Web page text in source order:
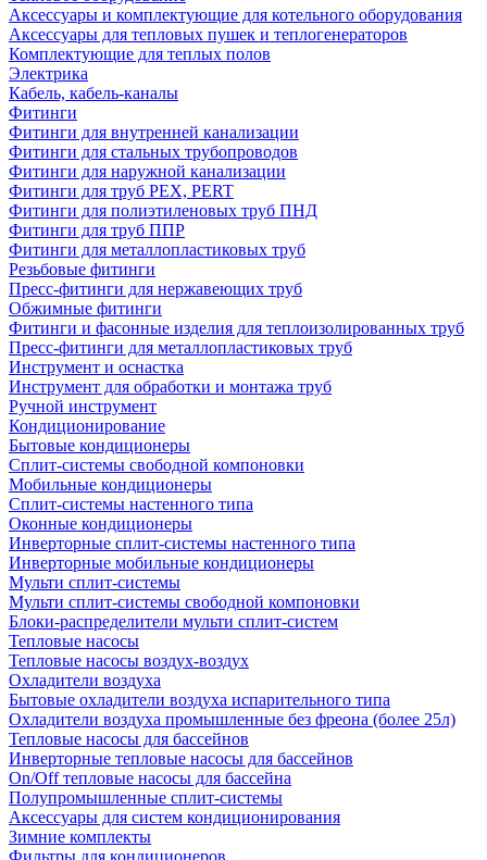
Аксессуары и комплектующие для котельного оборудования
Аксессуары для тепловых пушек и теплогенераторов
Комплектующие для теплых полов
Электрика
Кабель, кабель-каналы
Фитинги
Фитинги для внутренней канализации
Фитинги для стальных трубопроводов
Фитинги для наружной канализации
Фитинги для труб PEX, PERT
Фитинги для полиэтиленовых труб ПНД
Фитинги для труб ППР
Фитинги для металлопластиковых труб
Резьбовые фитинги
Пресс-фитинги для нержавеющих труб
Обжимные фитинги
Фитинги и фасонные изделия для теплоизолированных труб
Пресс-фитинги для металлопластиковых труб
Инструмент и оснастка
Инструмент для обработки и монтажа труб
Ручной инструмент
Кондиционирование
Бытовые кондиционеры
Сплит-системы свободной компоновки
Мобильные кондиционеры
Сплит-системы настенного типа
Оконные кондиционеры
Инверторные сплит-системы настенного типа
Инверторные мобильные кондиционеры
Мульти сплит-системы
Мульти сплит-системы свободной компоновки
Блоки-распределители мульти сплит-систем
Тепловые насосы
Тепловые насосы воздух-воздух
Охладители воздуха
Бытовые охладители воздуха испарительного типа
Охладители воздуха промышленные без фреона (более 25л)
Тепловые насосы для бассейнов
Инверторные тепловые насосы для бассейнов
On/Off тепловые насосы для бассейна
Полупромышленные сплит-системы
Аксессуары для систем кондиционирования
Зимние комплекты
Фильтры для кондиционеров